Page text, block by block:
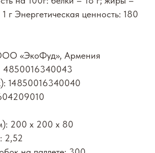
1 г Энергетическая ценность: 180
«ЭкоФуд», Армения
4850016340043
14850016340040
200 х 200 х 80
2,52